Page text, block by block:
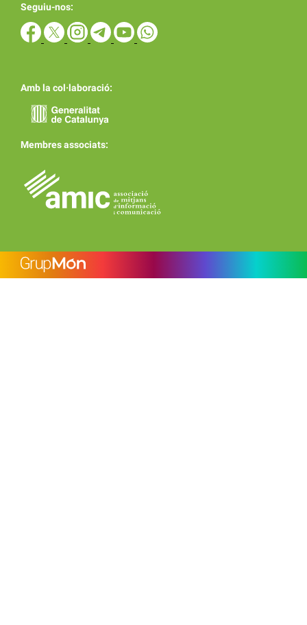
Seguiu-nos:
Amb la col·laboració:
Membres associats: